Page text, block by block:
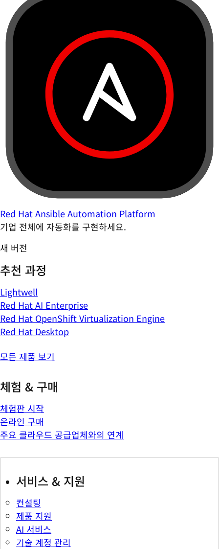
Red Hat Ansible Automation Platform
기업 전체에 자동화를 구현하세요.
새 버전
추천 과정
Lightwell
Red Hat AI Enterprise
Red Hat OpenShift Virtualization Engine
Red Hat Desktop
모든 제품 보기
체험 & 구매
체험판 시작
온라인 구매
주요 클라우드 공급업체와의 연계
서비스 & 지원
컨설팅
제품 지원
AI 서비스
기술 계정 관리